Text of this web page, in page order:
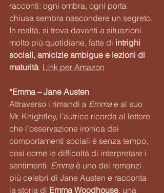
racconti: ogni ombra, ogni porta
chiusa sembra nascondere un segreto.
In realtà, si trova davanti a situazioni
molto più quotidiane, fatte di intrighi
sociali, amicizie ambigue e lezioni di
maturità. Link per Amazon
*Emma – Jane Austen
Attraverso i rimandi a Emma e al suo
Mr. Knightley, l’autrice ricorda al lettore
che l’osservazione ironica dei
comportamenti sociali è senza tempo,
così come le difficoltà di interpretare i
sentimenti. Emma è uno dei romanzi
più celebri di Jane Austen e racconta
la storia di Emma Woodhouse, una